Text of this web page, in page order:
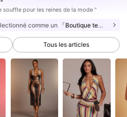
souffle pour les reines de la mode "
comme un 「Boutique tendance」
Tous les articles